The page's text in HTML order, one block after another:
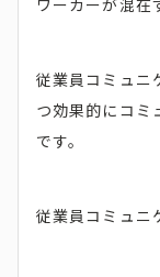
従業員コミュニ
つ効果的にコミ
です。
従業員コミュニ